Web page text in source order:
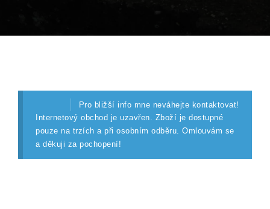
Pro bližší info mne neváhejte kontaktovat!
Internetový obchod je uzavřen. Zboží je dostupné
pouze na trzích a při osobním odběru. Omlouvám se
a děkuji za pochopení!